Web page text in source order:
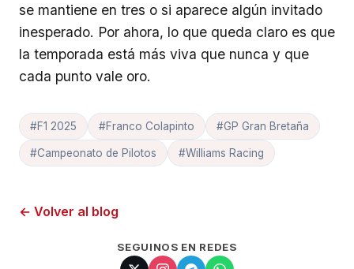
se mantiene en tres o si aparece algún invitado
inesperado. Por ahora, lo que queda claro es que
la temporada está más viva que nunca y que
cada punto vale oro.
#F1 2025 #Franco Colapinto #GP Gran Bretaña
#Campeonato de Pilotos #Williams Racing
← Volver al blog
SEGUINOS EN REDES